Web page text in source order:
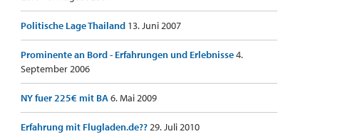
Politische Lage Thailand 13. Juni 2007
Prominente an Bord - Erfahrungen und Erlebnisse4.
September 2006
NY fuer 225€ mit BA6. Mai 2009
Erfahrung mit Flugladen.de??29. Juli 2010